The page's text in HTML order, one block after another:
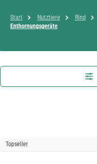
Start Nutztiere Rind
Enthornungsgeräte